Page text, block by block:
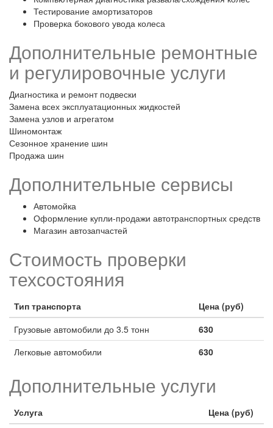
Тестирование амортизаторов
Проверка бокового увода колеса
Дополнительные ремонтные
и регулировочные услуги
Диагностика и ремонт подвески
Замена всех эксплуатационных жидкостей
Замена узлов и агрегатом
Шиномонтаж
Сезонное хранение шин
Продажа шин
Дополнительные сервисы
Автомойка
Оформление купли-продажи автотранспортных средств
Магазин автозапчастей
Стоимость проверки
техсостояния
Тип транспорта
Цена (руб)
Грузовые автомобили до 3.5 тонн
630
Легковые автомобили
630
Дополнительные услуги
Услуга
Цена (руб)